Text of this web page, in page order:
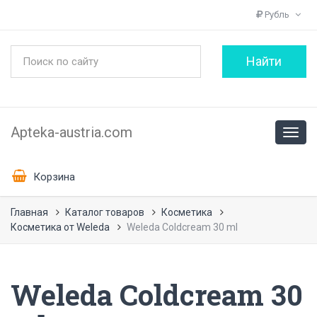
Рубль
Apteka-austria.com
Корзина
Главная Каталог товаров
Косметика
Косметика от Weleda
Weleda Coldcream 30 ml
Weleda Coldcream 30